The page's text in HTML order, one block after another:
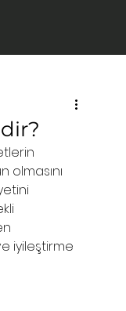
iyileştirme